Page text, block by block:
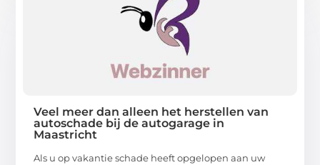
Veel meer dan alleen het herstellen van
autoschade bij de autogarage in
Maastricht
Als u op vakantie schade heeft opgelopen aan uw